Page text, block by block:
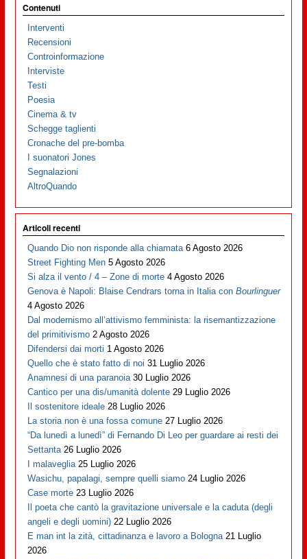
Contenuti
Interventi
Recensioni
Controinformazione
Interviste
Testi
Poesia
Cinema & tv
Schegge taglienti
Cronache del pre-bomba
I suonatori Jones
Segnalazioni
AltroQuando
Articoli recenti
Quando Dio non risponde alla chiamata 6 Agosto 2026
Street Fighting Men 5 Agosto 2026
Si alza il vento / 4 – Zone di morte 4 Agosto 2026
Genova è Napoli: Blaise Cendrars torna in Italia conBourlinguer
4 Agosto 2026
Dal modernismo all’attivismo femminista: la risemantizzazione
del primitivismo 2 Agosto 2026
Difendersi dai morti 1 Agosto 2026
Quello che è stato fatto di noi 31 Luglio 2026
Anamnesi di una paranoia 30 Luglio 2026
Cantico per una dis/umanità dolente 29 Luglio 2026
Il sostenitore ideale 28 Luglio 2026
La storia non è una fossa comune 27 Luglio 2026
“Da lunedì a lunedì” di Fernando Di Leo per guardare ai resti dei
Settanta 26 Luglio 2026
I malaveglia 25 Luglio 2026
Wasichu, papalagi, sempre quelli siamo 24 Luglio 2026
Case morte 23 Luglio 2026
Il poeta che cantò la gravitazione universale e la caduta (degli
angeli e degli uomini) 22 Luglio 2026
E man int la zità, cittadinanza e lavoro a Bologna 21 Luglio
2026